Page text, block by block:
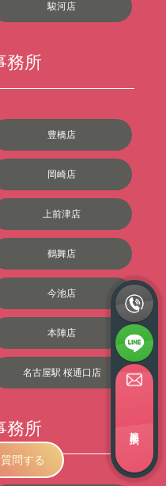
問する
駿河店
務所
豊橋店
岡崎店
上前津店
鶴舞店
今池店
本陣店
名古屋駅 桜通口店
務所